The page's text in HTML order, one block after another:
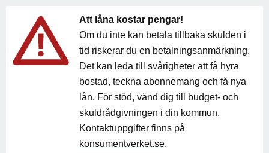
Att låna kostar pengar!
Om du inte kan betala tillbaka skulden i
tid riskerar du en betalningsanmärkning.
Det kan leda till svårigheter att få hyra
bostad, teckna abonnemang och få nya
lån. För stöd, vänd dig till budget- och
skuldrådgivningen i din kommun.
Kontaktuppgifter finns på
konsumentverket.se.